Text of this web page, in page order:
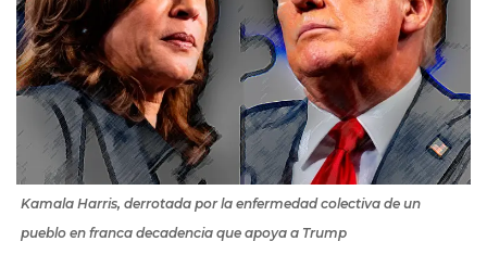
Kamala Harris, derrotada por la enfermedad colectiva de un
pueblo en franca decadencia que apoya a Trump